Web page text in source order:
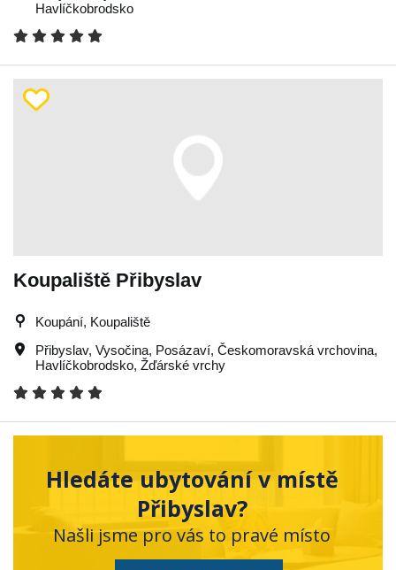
Havlíčkobrodsko
Koupaliště Přibyslav
Koupání, Koupaliště
Přibyslav, Vysočina, Posázaví, Českomoravská vrchovina,
Havlíčkobrodsko, Žďárské vrchy
Hledáte ubytování v místě
Přibyslav?
Našli jsme pro vás to pravé místo